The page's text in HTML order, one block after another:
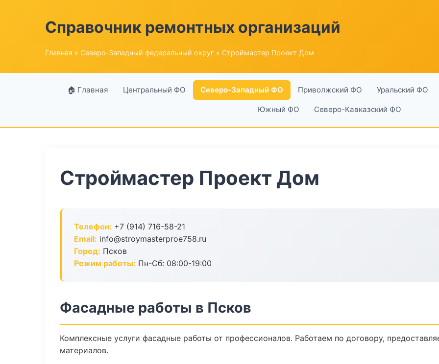
Справочник ремонтных организаций
Главная » Северо-Западный федеральный округ » Строймастер Проект Дом
🏠 Главная Центральный ФО Северо-Западный ФО Приволжский ФО Уральский ФО
Южный ФО Северо-Кавказский ФО
Строймастер Проект Дом
Телефон: +7 (914) 716-58-21
Email: info@stroymasterproe758.ru
Город: Псков
Режим работы: Пн-Сб: 08:00-19:00
Фасадные работы в Псков
Комплексные услуги фасадные работы от профессионалов. Работаем по договору,
материалов.